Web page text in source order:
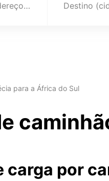
Origem (cidade ou endereço)
para a África do Sul
carga por